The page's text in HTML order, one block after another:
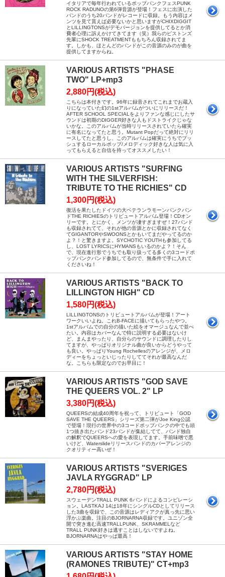
イタリアで毎年行われているポップパンクフェスPUNK
ROCK RADUNOの第6弾音源が登場！フェスに出演した
バンドのうち20バンドがレコードに収録。もう内容はメ
ンツを見て貰えば必要ないかと思いますがCHIXDIGGIT
とLILLINGTONSがデモバージョンを提供してるとか消
費者心理に訴えかけてきてます（笑）我らのピストンズ
先輩にSHOCK TREATMENTももちろん収録されてま
す。しかも、ほとんどのバンドがこの音源のみのが曲を
提供してますからね。
VARIOUS ARTISTS "PHASE
TWO" LP+mp3
2,880円(税込)
こちらは本付きです。96年に録音されてこれまでお蔵入
りになっていた幻の1stアルバムがついにリリースだ！
AFTER SCHOOL SPECIALをよりファンな感じにしたサ
ウンドは初期のDIGGER好きな人もドストライクじゃな
いかな。このアルバムが当時リリースされていたら確実
に有名になってたと思う。Mutant Popだって絶対にリリ
ースしてたと思うし、このアルバムは確実にうちでプッ
シュするローカルポップ/メロディック好きな人は気に入
ってもらえると自信を持ってオススメしたい！
VARIOUS ARTISTS "SURFING
WITH THE SILVERFISH:
TRIBUTE TO THE RICHIES" CD
1,300円(税込)
復活を果たしたドイツの大ベテランラモーンパンクバン
ドTHE RICHIESのトリビュートアルバム登場！CDオン
リーです。とにかく、メンツが凄すぎますぜ！27バンド
も収録されてて、それが他の音源とかに収録されてなく
てGIGANTORやSWOONSとかもいてまだやってるのか
よ？！と驚きますよ。SYCHOTIC YOUTHも参加してる
し、LOST LYRICSにHYMANSもいるのかよ？！そん
で、現在進行形でうちでも取り扱ってる多くの3コードポ
ップパンクバンド参加してるので、無条件で手に入れて
くださいね！
VARIOUS ARTISTS "BACK TO
LILLINGTON HIGH" CD
1,580円(税込)
LILLINGTONSのトリビュートアルバムが登場！アート
ワークいいよね。これB-FACEに描いてもらったやつ。
1stアルバムでの自分の描いた絵をオマージュなんで並べ
たい。内容はカバーなんで特に説明する必要はないけ
ど、まんまやったり、自分らのサウンドに調理したりし
てますが、やっぱりオリジナル曲が良いからどうやって
も良い。やっぱりYoung Rochellesのアレンジが、メロ
ディーをちょっといじったりしててそれが最高なんだ
な。こちらも限定なのでお早目に！
VARIOUS ARTISTS "GOD SAVE
THE QUEERS VOL. 2" LP
3,380円(税込)
QUEERSの結成40周年を祝って、トリビュート「GOD
SAVE THE QUEERS」シリーズ第二弾がJoe King公認
で登場！現行の世界中の3コードポップパンクの中でも頭
1つ抜き出たバンド23バンドが集結してて、バンド独自
の解釈でQUEERSへの愛を表現してます。手前味噌で悪
いけど、Waterslideリリースバンドのカバーアレンジの
クオリティー高いぜ！
VARIOUS ARTISTS "SVERIGES
JAVLA RYGGRAD" LP
2,780円(税込)
スウェーデンTRALL PUNK 6バンドによるコンピレーシ
ョン。LASTKAJ 14は18年にシングルCDとしてリリース
した3曲を収録で、この音源はレディアクが真っ先に思い
浮かぶ楽曲。注目のBJORNARNA収録です。ユニゾン全
開で突き進む高速TRALLPUNK、SKRAMMELなど
TRALL PUNK好きは逃すことはしないですよね。
BJORNARNAはやっぱ最高！
VARIOUS ARTISTS "STAY HOME
(RAMONES TRIBUTE)" CT+mp3